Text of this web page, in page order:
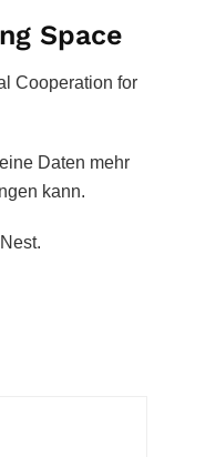
Space
Cooperation for
Daten mehr
kann.